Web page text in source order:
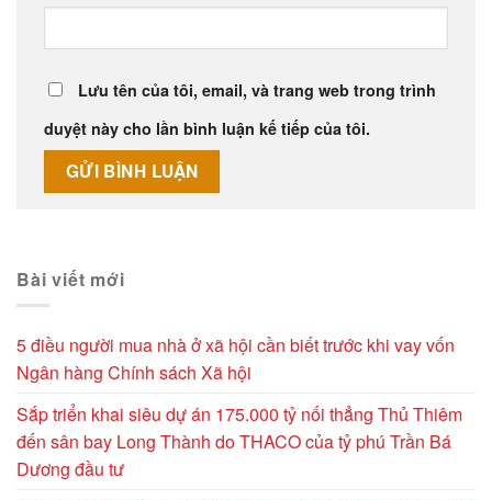
Lưu tên của tôi, email, và trang web trong trình
duyệt này cho lần bình luận kế tiếp của tôi.
Bài viết mới
5 điều người mua nhà ở xã hội cần biết trước khi vay vốn
Ngân hàng Chính sách Xã hội
Sắp triển khai siêu dự án 175.000 tỷ nối thẳng Thủ Thiêm
đến sân bay Long Thành do THACO của tỷ phú Trần Bá
Dương đầu tư